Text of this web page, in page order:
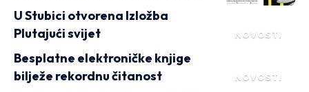
NOVOSTI
U Stubici otvorena Izložba
Plutajući svijet
NOVOSTI
Besplatne elektroničke knjige
bilježe rekordnu čitanost